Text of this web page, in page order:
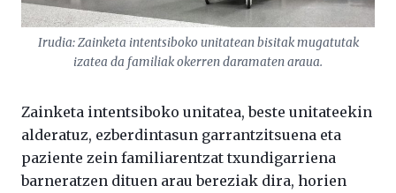
Irudia: Zainketa intentsiboko unitatean bisitak mugatutak
izatea da familiak okerren daramaten araua.
Zainketa intentsiboko unitatea, beste unitateekin
alderatuz, ezberdintasun garrantzitsuena eta
paziente zein familiarentzat txundigarriena
barneratzen dituen arau bereziak dira, horien